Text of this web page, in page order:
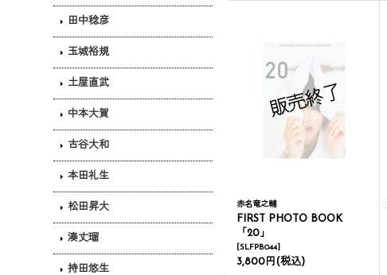
田中稔彦
玉城裕規
土屋直武
中本大賀
古谷大和
本田礼生
松田昇大
湊丈瑠
持田悠生
赤名竜之輔
FIRST PHOTO BOOK
「20」
[SLFPB044]
3,800円 (税込)